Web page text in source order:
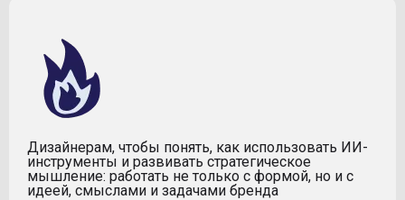
Дизайнерам, чтобы понять, как использовать ИИ-
инструменты и развивать стратегическое
мышление: работать не только с формой, но и с
идеей, смыслами и задачами бренда